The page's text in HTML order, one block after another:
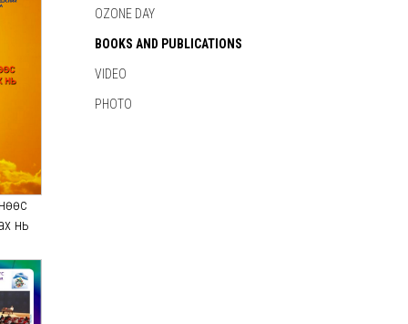
нь
OZONE DAY
BOOKS AND PUBLICATIONS
VIDEO
PHOTO